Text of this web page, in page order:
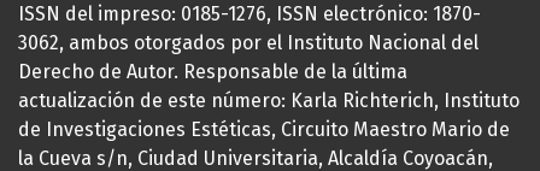
ISSN del impreso: 0185-1276, ISSN electrónico: 1870-
3062, ambos otorgados por el Instituto Nacional del
Derecho de Autor. Responsable de la última
actualización de este número: Karla Richterich, Instituto
de Investigaciones Estéticas, Circuito Maestro Mario de
la Cueva s/n, Ciudad Universitaria, Alcaldía Coyoacán,